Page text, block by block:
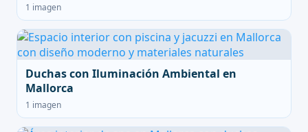
1 imagen
Duchas con Iluminación Ambiental en
Mallorca
1 imagen